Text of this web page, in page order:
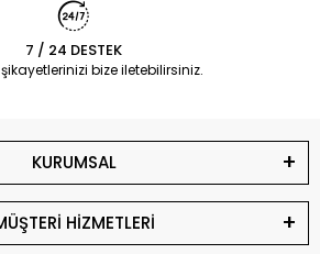
7 / 24 DESTEK
bize iletebilirsiniz.
KURUMSAL
HİZMETLERİ